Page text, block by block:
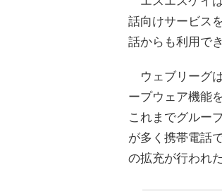
話向けサービス
話からも利用で
ウェブリーグ
ープウェア機能
これまでグルー
が多く携帯電話
の拡充が行われた